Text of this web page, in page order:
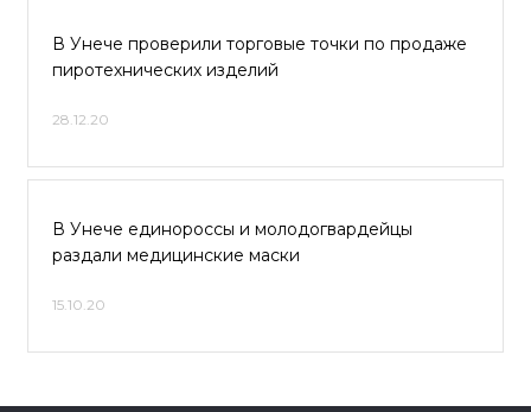
В Унече проверили торговые точки по продаже
пиротехнических изделий
28.12.20
В Унече единороссы и молодогвардейцы
раздали медицинские маски
15.10.20